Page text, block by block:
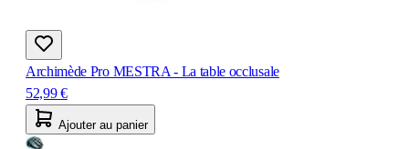
Archimède Pro MESTRA - La table occlusale
52,99 €
Ajouter au panier